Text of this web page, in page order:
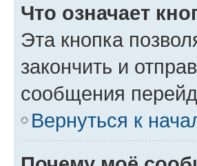
Что означает
Эта кнопка
закончить и
сообщения
Вернуться к